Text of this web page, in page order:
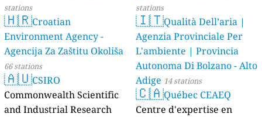
stations
🇭🇷Croatian
Environment Agency -
Agencija Za Zaštitu Okoliša
66 stations
🇦🇺CSIRO
Commonwealth Scientific
and Industrial Research
stations
🇮🇹Qualità Dell’aria |
Agenzia Provinciale Per
L'ambiente | Provincia
Autonoma Di Bolzano - Alto
Adige 14 stations
🇨🇦Québec CEAEQ
Centre d'expertise en